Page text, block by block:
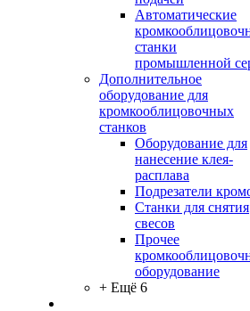
Автоматические
станки
промышленной
Дополнительное
оборудование для
кромкооблицовочных
станков
Оборудование для
нанесение клея-
расплава
Подрезатели
Станки для снятия
свесов
Прочее
оборудование
+ Ещё 6